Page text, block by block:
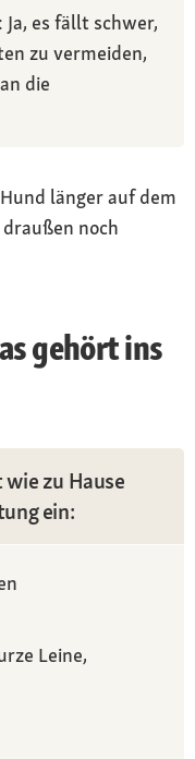
es fällt schwer,
zu vermeiden,
die
länger auf dem
noch
gehört ins
zu Hause
ein:
Leine,